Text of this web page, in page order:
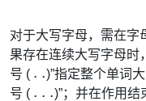
对于大写字母，需在字
果存在连续大写字母时
号 ( ⠠⠠)”指定整个单词
号 ( ⠠⠠⠠)”；并在作用结